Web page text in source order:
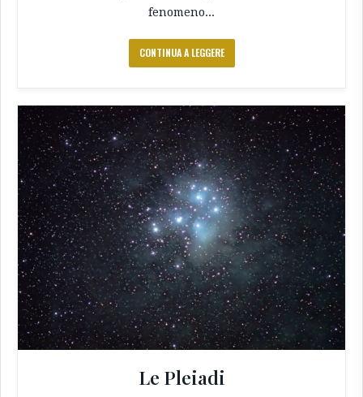
fenomeno...
CONTINUA A LEGGERE
Le Pleiadi